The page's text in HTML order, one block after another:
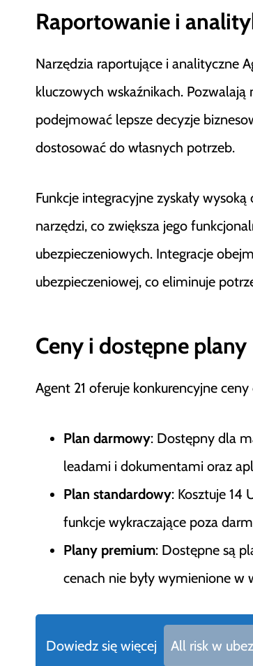
Raportowanie i
Narzędzia raportujące i analityczne
kluczowych wskaźnikach.
podejmować lepsze decyzje
dostosować do własnych potrzeb.
Funkcje integracyjne zyskały
narzędzi, co zwiększa jego
ubezpieczeniowych. Integracje
ubezpieczeniowej, co eliminuje
Ceny i dostępne plany
Agent 21 oferuje konkurencyjne
Plan darmowy: Dostępny dla
leadami i dokumentami oraz
Plan standardowy: Kosztuje 14
funkcje wykraczające poza
Plany premium: Dostępne są
cenach nie były wymienione w
Dowiedz się więcej All risk w